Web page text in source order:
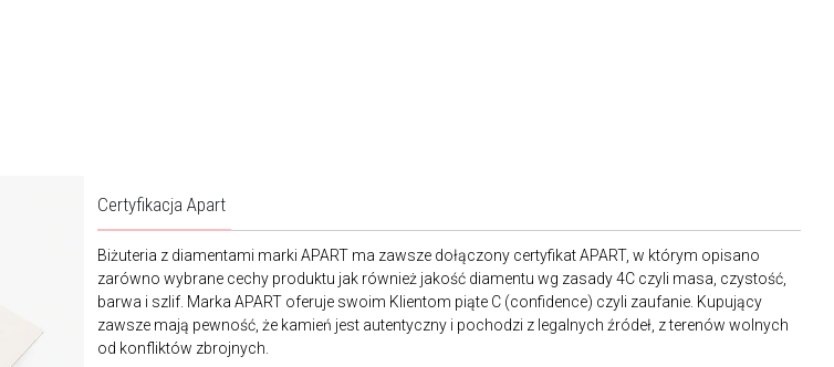
Certyfikacja Apart
Biżuteria z diamentami marki APART ma zawsze dołączony certyfikat APART, w którym opisano
zarówno wybrane cechy produktu jak również jakość diamentu wg zasady 4C czyli masa, czystość,
barwa i szlif. Marka APART oferuje swoim Klientom piąte C (confidence) czyli zaufanie. Kupujący
zawsze mają pewność, że kamień jest autentyczny i pochodzi z legalnych źródeł, z terenów wolnych
od konfliktów zbrojnych.